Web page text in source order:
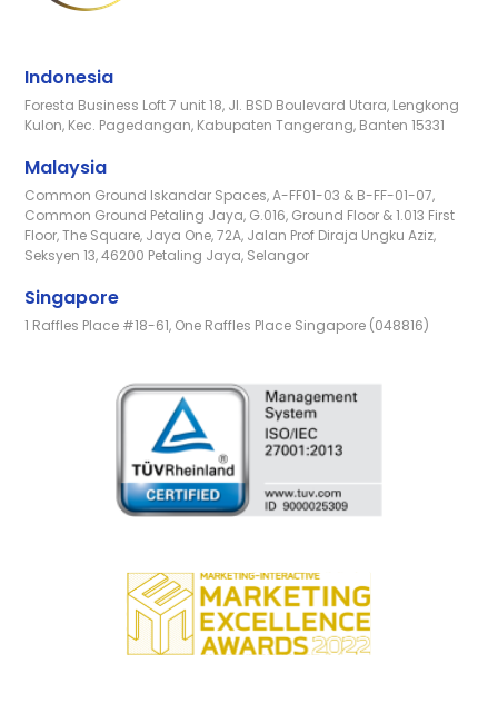
Indonesia
Foresta Business Loft 7 unit 18, Jl. BSD Boulevard Utara, Lengkong
Kulon, Kec. Pagedangan, Kabupaten Tangerang, Banten 15331
Malaysia
Common Ground Iskandar Spaces, A-FF01-03 & B-FF-01-07,
Common Ground Petaling Jaya, G.016, Ground Floor & 1.013 First
Floor, The Square, Jaya One, 72A, Jalan Prof Diraja Ungku Aziz,
Seksyen 13, 46200 Petaling Jaya, Selangor
Singapore
1 Raffles Place #18-61, One Raffles Place Singapore (048816)